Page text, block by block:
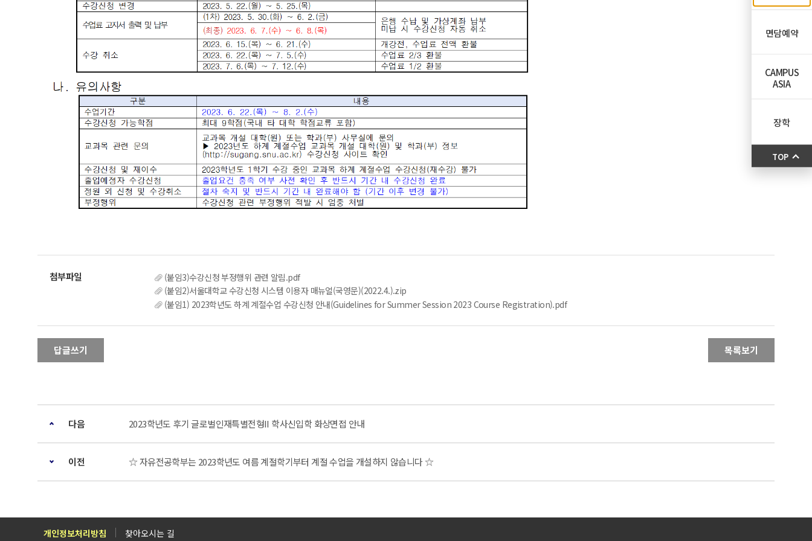
(붙임3)수강신청 부정행위 관련 알림.pdf
(붙임2)서울대학교 수강신청 시스템 이용자 매뉴얼(국영문)(2022.4.).zip
(붙임1) 2023학년도 하계 계절수업 수강신청 안내(Guidelines for Summer Session 2023 Course Registration).pdf
답글쓰기 목록보기
다음 2023학년도 후기 글로벌인재특별전형II 학사신입학 화상면접 안내
이전 ☆ 자유전공학부는 2023학년도 여름 계절학기부터 계절 수업을 개설하지 않습니다 ☆
개인정보처리방침 찾아오시는 길
면담예약
CAMPUS
ASIA
장학
TOP